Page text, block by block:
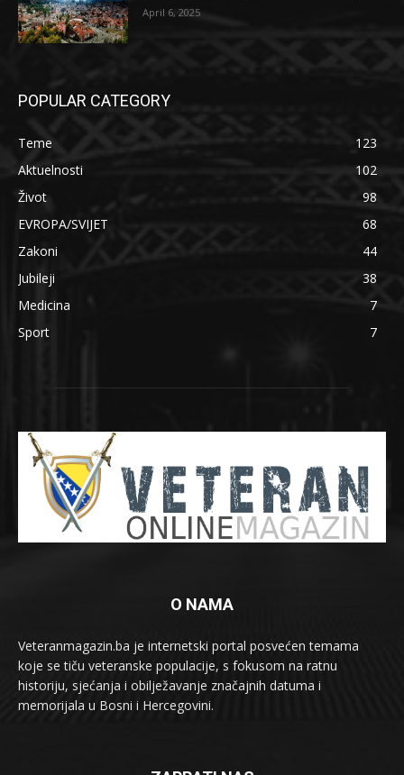
April 6, 2025
POPULAR CATEGORY
Teme
123
Aktuelnosti
102
Život
98
EVROPA/SVIJET
68
Zakoni
44
Jubileji
38
Medicina
7
Sport
7
O NAMA
Veteranmagazin.ba je internetski portal posvećen temama
koje se tiču veteranske populacije, s fokusom na ratnu
historiju, sjećanja i obilježavanje značajnih datuma i
memorijala u Bosni i Hercegovini.